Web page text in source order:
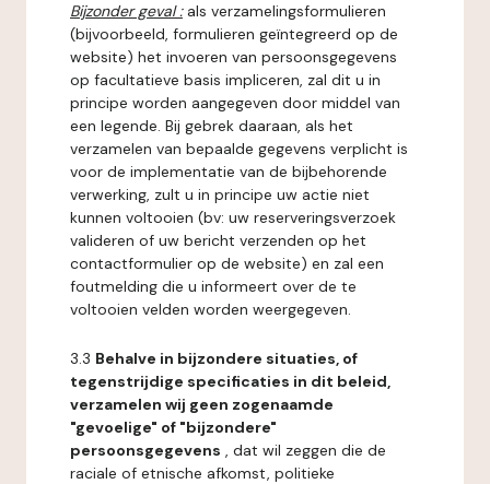
Bijzonder geval : als verzamelingsformulieren
(bijvoorbeeld, formulieren geïntegreerd op de
website) het invoeren van persoonsgegevens
op facultatieve basis impliceren, zal dit u in
principe worden aangegeven door middel van
een legende. Bij gebrek daaraan, als het
verzamelen van bepaalde gegevens verplicht is
voor de implementatie van de bijbehorende
verwerking, zult u in principe uw actie niet
kunnen voltooien (bv: uw reserveringsverzoek
valideren of uw bericht verzenden op het
contactformulier op de website) en zal een
foutmelding die u informeert over de te
voltooien velden worden weergegeven.
3.3 Behalve in bijzondere situaties, of
tegenstrijdige specificaties in dit beleid,
verzamelen wij geen zogenaamde
"gevoelige" of "bijzondere"
persoonsgegevens , dat wil zeggen die de
raciale of etnische afkomst, politieke